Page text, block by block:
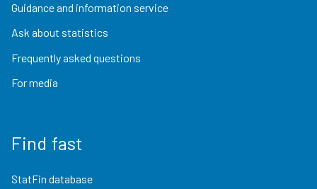
Guidance and information service
Ask about statistics
Frequently asked questions
For media
Find fast
StatFin database